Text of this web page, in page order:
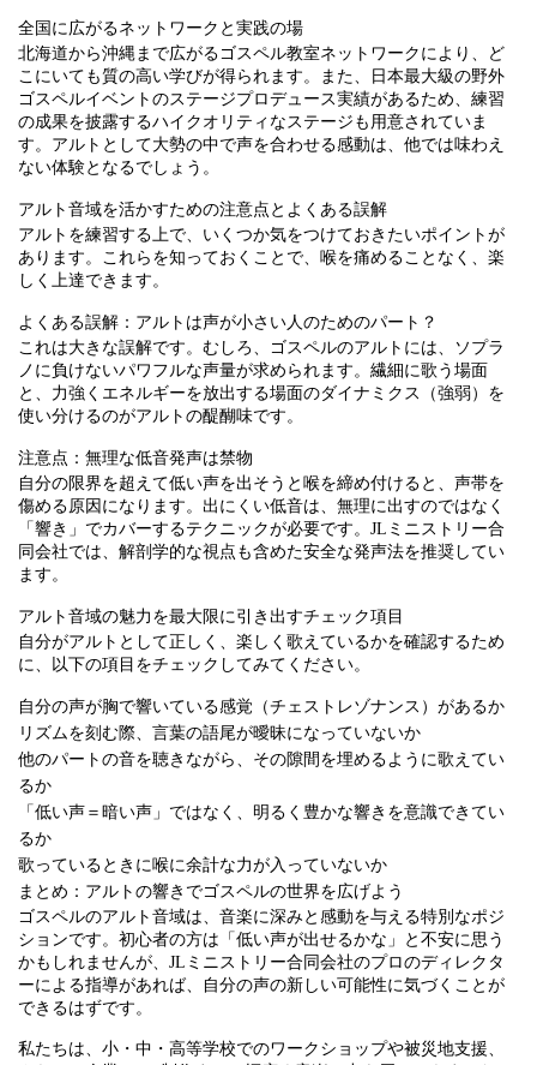
全国に広がるネットワークと実践の場
北海道から沖縄まで広がるゴスペル教室ネットワークにより、ど
こにいても質の高い学びが得られます。また、日本最大級の野外
ゴスペルイベントのステージプロデュース実績があるため、練習
の成果を披露するハイクオリティなステージも用意されていま
す。アルトとして大勢の中で声を合わせる感動は、他では味わえ
ない体験となるでしょう。
アルト音域を活かすための注意点とよくある誤解
アルトを練習する上で、いくつか気をつけておきたいポイントが
あります。これらを知っておくことで、喉を痛めることなく、楽
しく上達できます。
よくある誤解：アルトは声が小さい人のためのパート？
これは大きな誤解です。むしろ、ゴスペルのアルトには、ソプラ
ノに負けないパワフルな声量が求められます。繊細に歌う場面
と、力強くエネルギーを放出する場面のダイナミクス（強弱）を
使い分けるのがアルトの醍醐味です。
注意点：無理な低音発声は禁物
自分の限界を超えて低い声を出そうと喉を締め付けると、声帯を
傷める原因になります。出にくい低音は、無理に出すのではなく
「響き」でカバーするテクニックが必要です。JLミニストリー合
同会社では、解剖学的な視点も含めた安全な発声法を推奨してい
ます。
アルト音域の魅力を最大限に引き出すチェック項目
自分がアルトとして正しく、楽しく歌えているかを確認するため
に、以下の項目をチェックしてみてください。
自分の声が胸で響いている感覚（チェストレゾナンス）があるか
リズムを刻む際、言葉の語尾が曖昧になっていないか
他のパートの音を聴きながら、その隙間を埋めるように歌えてい
るか
「低い声＝暗い声」ではなく、明るく豊かな響きを意識できてい
るか
歌っているときに喉に余計な力が入っていないか
まとめ：アルトの響きでゴスペルの世界を広げよう
ゴスペルのアルト音域は、音楽に深みと感動を与える特別なポジ
ションです。初心者の方は「低い声が出せるかな」と不安に思う
かもしれませんが、JLミニストリー合同会社のプロのディレクタ
ーによる指導があれば、自分の声の新しい可能性に気づくことが
できるはずです。
私たちは、小・中・高等学校でのワークショップや被災地支援、